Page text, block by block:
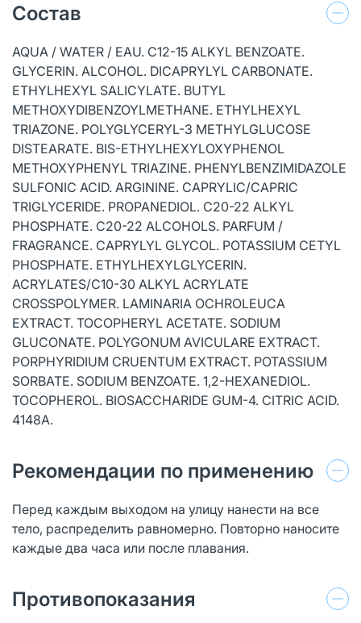
Состав
AQUA / WATER / EAU. C12-15 ALKYL BENZOATE.
GLYCERIN. ALCOHOL. DICAPRYLYL CARBONATE.
ETHYLHEXYL SALICYLATE. BUTYL
METHOXYDIBENZOYLMETHANE. ETHYLHEXYL
TRIAZONE. POLYGLYCERYL-3 METHYLGLUCOSE
DISTEARATE. BIS-ETHYLHEXYLOXYPHENOL
METHOXYPHENYL TRIAZINE. PHENYLBENZIMIDAZOLE
SULFONIC ACID. ARGININE. CAPRYLIC/CAPRIC
TRIGLYCERIDE. PROPANEDIOL. C20-22 ALKYL
PHOSPHATE. C20-22 ALCOHOLS. PARFUM /
FRAGRANCE. CAPRYLYL GLYCOL. POTASSIUM CETYL
PHOSPHATE. ETHYLHEXYLGLYCERIN.
ACRYLATES/C10-30 ALKYL ACRYLATE
CROSSPOLYMER. LAMINARIA OCHROLEUCA
EXTRACT. TOCOPHERYL ACETATE. SODIUM
GLUCONATE. POLYGONUM AVICULARE EXTRACT.
PORPHYRIDIUM CRUENTUM EXTRACT. POTASSIUM
SORBATE. SODIUM BENZOATE. 1,2-HEXANEDIOL.
TOCOPHEROL. BIOSACCHARIDE GUM-4. CITRIC ACID.
4148A.
Рекомендации по применению
Перед каждым выходом на улицу нанести на все
тело, распределить равномерно. Повторно наносите
каждые два часа или после плавания.
Противопоказания